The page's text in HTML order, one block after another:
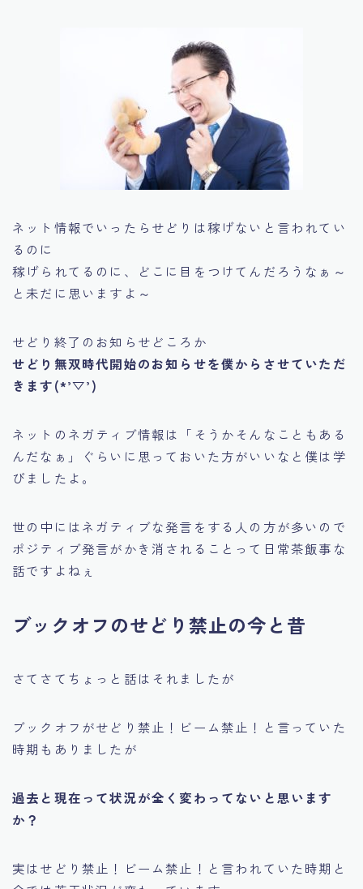
ネット情報でいったらせどりは稼げないと言われてい
るのに
稼げられてるのに、どこに目をつけてんだろうなぁ～
と未だに思いますよ～
せどり終了のお知らせどころか
せどり無双時代開始のお知らせを僕からさせていただ
きます(*’▽’)
ネットのネガティブ情報は 「そうかそんなこともある
んだなぁ」
ぐらいに思っておいた方がいいなと僕は学
びましたよ。
世の中にはネガティブな発言をする人の方が多いので
ポジティブ発言がかき消されることって日常茶飯事な
話ですよねぇ
ブックオフのせどり禁止の今と昔
さてさてちょっと話はそれましたが
ブックオフがせどり禁止！ビーム禁止！ と言っていた
時期もありましたが
過去と現在って状況が全く変わってないと思います
か？
実はせどり禁止！ビーム禁止！と言われていた時期と